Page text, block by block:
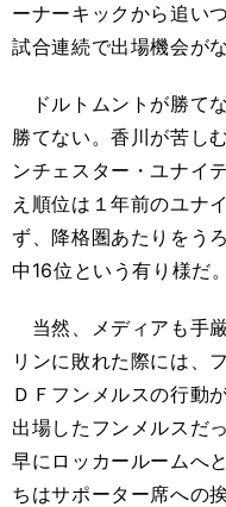
ーナーキックから追い
試合連続で出場機会が
ドルトムントが勝て
勝てない。香川が苦し
ンチェスター・ユナイ
え順位は１年前のユナ
ず、降格圏あたりをう
中16位という有り様だ。
当然、メディアも手
リンに敗れた際には、
ＤＦフンメルスの行動
出場したフンメルスだ
早にロッカールームへ
ちはサポーター席への